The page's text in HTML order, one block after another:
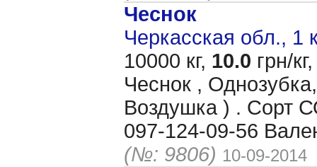
Чеснок
Черкасская обл., 1
10000 кг, 10.0 грн/кг,
Чеснок ,
Воздушка ) . Сорт
097-124-09-56
(№: 9806) 10-09-2014